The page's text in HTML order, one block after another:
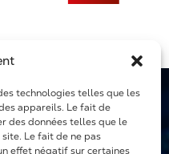
technologies telles que les
appareils. Le fait de
des données telles que le
Le fait de ne pas
effet négatif sur certaines